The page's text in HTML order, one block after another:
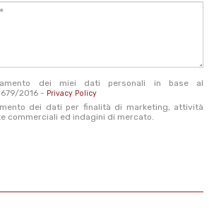
dei miei dati personali in base al
2016 - Privacy Policy
dei dati per finalità di marketing, attività
commerciali ed indagini di mercato.